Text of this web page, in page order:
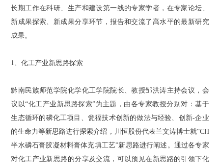
长期工作在科研、生产和建设第一线的专家学者，在专家论坛、
新成果探索、新成果分享环节，报告和交流了高水平的最新研究
成果。
1、化工产业新思路探索
黔南民族师范学院化学化工学院院长、教授邹洪涛主持会议，会
议以“化工产业新思路探索”为主题，由各专家教授分别对：基于
生态循环的磷化工项目、瓮福技术创新的做法与经验、创新-企业
的生命力等新思路进行探索介绍，川恒股份代表兰文涛博士就“CH
半水磷石膏胶凝材料膏体充填工艺”新思路进行阐述。通过各专家
对化工产业新思路的分享及交流，可以预见在新思路的引领下化